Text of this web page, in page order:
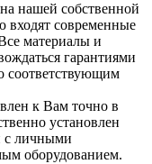
нашей собственной
входят современные
материалы и
гарантиями
соответствующим
к Вам точно в
установлен
с личными
оборудованием.